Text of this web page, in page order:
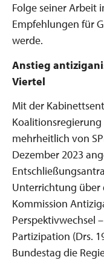
Folge seiner Arbeit
Empfehlungen für
werde.
Anstieg
Viertel
Mit der
mehrheitlich von
Dezember 2023
Unterrichtung über
Kommission
Perspektivwechsel
Partizipation (Drs.
Bundestag die